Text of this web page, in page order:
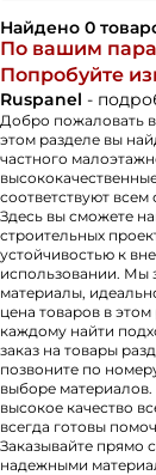
мощностей,
укрепило
Бренд
динамику: доля
ежегодный
стабильность
брендом, —
экспортная
разработок.
Маркетинговая
высокой
50
обеспечивает
с медиа
Найдено 0
По вашим
Попробуйте
Ruspanel -
Добро пожаловать
этом разделе вы
частного
соответствуют
Здесь вы сможете
строительных
устойчивостью к
использовании. Мы
материалы,
цена товаров в
каждому найти
заказ на товары
позвоните по
выборе
высокое качество
всегда готовы
Заказывайте прямо
надежными